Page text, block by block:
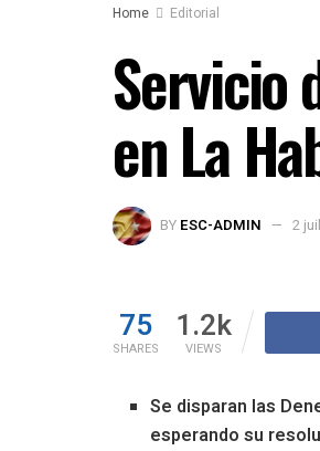
Home Editorial
Servicio
en La
BY ESC-ADMIN 2
75
SHARES
1.2k
VIEWS
Se disparan las
esperando su